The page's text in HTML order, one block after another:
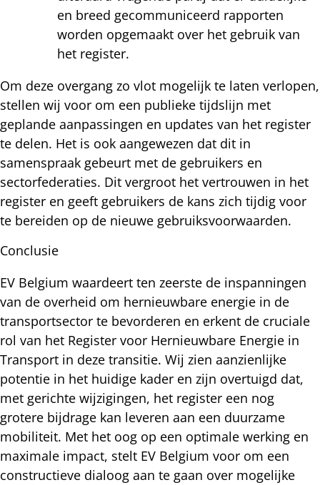
en breed gecommuniceerd rapporten
worden opgemaakt over het gebruik van
het register.
Om deze overgang zo vlot mogelijk te laten verlopen,
stellen wij voor om een publieke tijdslijn met
geplande aanpassingen en updates van het register
te delen. Het is ook aangewezen dat dit in
samenspraak gebeurt met de gebruikers en
sectorfederaties. Dit vergroot het vertrouwen in het
register en geeft gebruikers de kans zich tijdig voor
te bereiden op de nieuwe gebruiksvoorwaarden.
Conclusie
EV Belgium waardeert ten zeerste de inspanningen
van de overheid om hernieuwbare energie in de
transportsector te bevorderen en erkent de cruciale
rol van het Register voor Hernieuwbare Energie in
Transport in deze transitie. Wij zien aanzienlijke
potentie in het huidige kader en zijn overtuigd dat,
met gerichte wijzigingen, het register een nog
grotere bijdrage kan leveren aan een duurzame
mobiliteit. Met het oog op een optimale werking en
maximale impact, stelt EV Belgium voor om een
constructieve dialoog aan te gaan over mogelijke